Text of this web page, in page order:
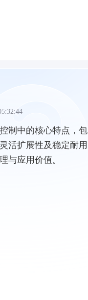
制中的核心特点，包
活扩展性及稳定耐用
与应用价值。